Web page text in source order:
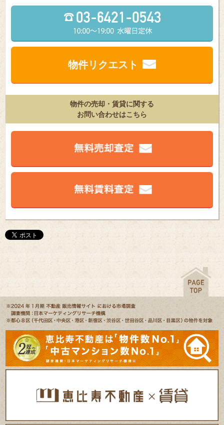
物件リクエスト
物件の売却・賃貸に関する
お問い合わせはこちら